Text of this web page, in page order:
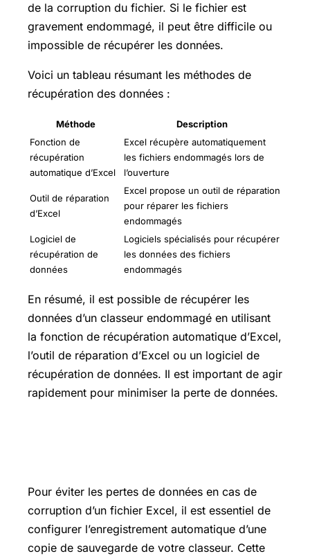
de la corruption du fichier. Si le fichier est
gravement endommagé, il peut être difficile ou
impossible de récupérer les données.
Voici un tableau résumant les méthodes de
récupération des données :
Méthode
Description
Fonction de
récupération
automatique d’Excel
Excel récupère automatiquement
les fichiers endommagés lors de
l’ouverture
Outil de réparation
d’Excel
Excel propose un outil de réparation
pour réparer les fichiers
endommagés
Logiciel de
récupération de
données
Logiciels spécialisés pour récupérer
les données des fichiers
endommagés
En résumé, il est possible de récupérer les
données d’un classeur endommagé en utilisant
la fonction de récupération automatique d’Excel,
l’outil de réparation d’Excel ou un logiciel de
récupération de données. Il est important de agir
rapidement pour minimiser la perte de données.
Pour éviter les pertes de données en cas de
corruption d’un fichier Excel, il est essentiel de
configurer l’enregistrement automatique d’une
copie de sauvegarde de votre classeur. Cette